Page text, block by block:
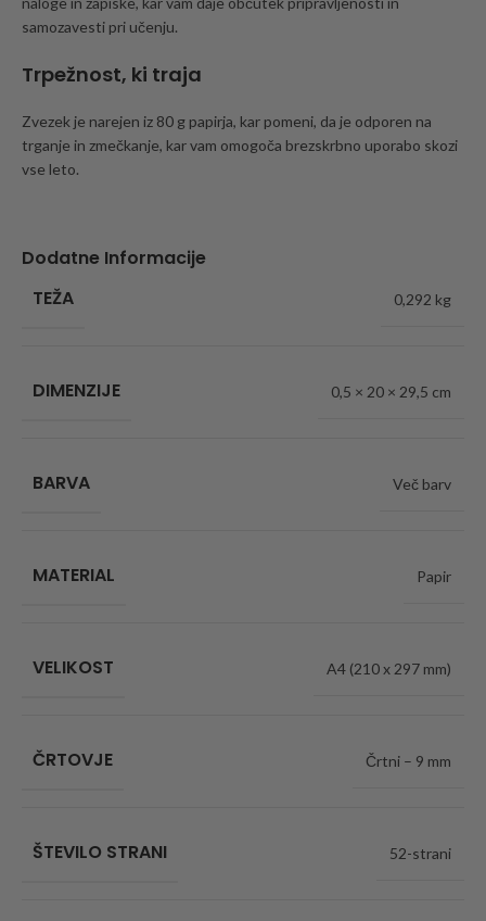
samozavesti pri učenju.
Trpežnost, ki traja
Zvezek je narejen iz 80 g papirja, kar pomeni, da je odporen na
trganje in zmečkanje, kar vam omogoča brezskrbno uporabo skozi
vse leto.
Dodatne Informacije
TEŽA
0,292 kg
DIMENZIJE 0,5 × 20 × 29,5 cm
BARVA Več barv
MATERIAL Papir
VELIKOST A4 (210 x 297 mm)
ČRTOVJE Črtni – 9 mm
ŠTEVILO STRANI 52-strani